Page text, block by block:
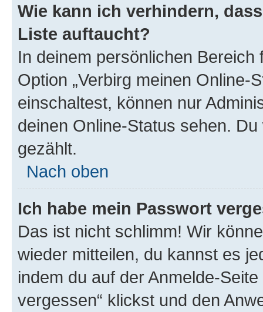
Wie kann ich verhindern,
Liste auftaucht?
In deinem persönlichen
Option „Verbirg meinen Online-
einschaltest, können nur
deinen Online-Status sehen.
gezählt.
Nach oben
Ich habe mein Passwort
Das ist nicht schlimm! Wir
wieder mitteilen, du kannst es
indem du auf der Anmelde-
vergessen“ klickst und den